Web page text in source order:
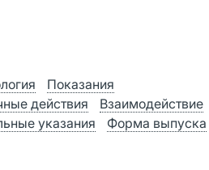
Показания
действия
Взаимодействие
указания
Форма выпуска